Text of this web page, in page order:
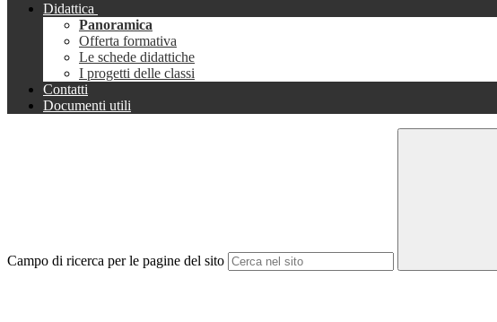
Didattica
Panoramica
Offerta formativa
Le schede didattiche
I progetti delle classi
Contatti
Documenti utili
Campo di ricerca per le pagine del sito